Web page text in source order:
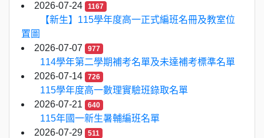
2026-07-24
1167
【新生】115學年度高一正式編班名冊及教室位
置圖
2026-07-07
977
114學年第二學期補考名單及未達補考標準名單
2026-07-14
726
115學年度高一數理實驗班錄取名單
2026-07-21
640
115年國一新生暑輔編班名單
2026-07-29
511